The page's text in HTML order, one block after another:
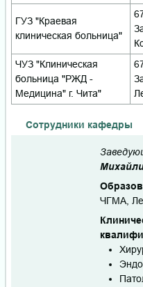
ГУЗ "Краевая
клиническая больница"
ЧУЗ "Клиническая
больница "РЖД -
Медицина" г. Чита"
Сотрудники кафедры
ЧГМА,